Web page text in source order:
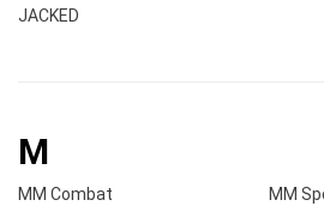
JACKED
M
MM Combat MM